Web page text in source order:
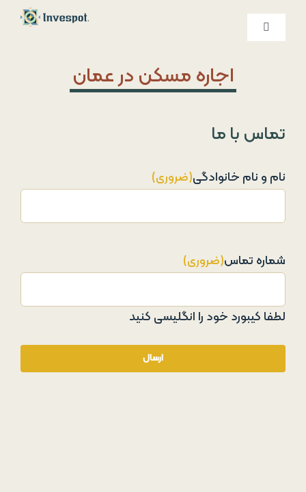
Skip
کنترلر
اجاره مسکن در عمان
تماس با ما
نام و نام خانوادگی(ضروری)
شماره تماس(ضروری)
لطفا کیبورد خود را انگلیسی کنید